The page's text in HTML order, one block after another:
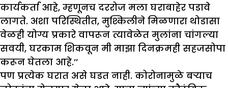
कार्यकर्ता आहे, म्हणूनच दररोज मला घराबाहेर पडावे
लागते. अशा परिस्थितीत, मुश्किलीने मिळणारा थोडासा
वेळही योग्य प्रकारे वापरून त्यावेळेत मुलांना चांगल्या
सवयी, घरकाम शिकवून मी माझा दिनक्रमही सहजसोपा
करून घेतला आहे.’’
पण प्रत्येक घरात असे घडत नाही. कोरोनामुळे बऱ्याच